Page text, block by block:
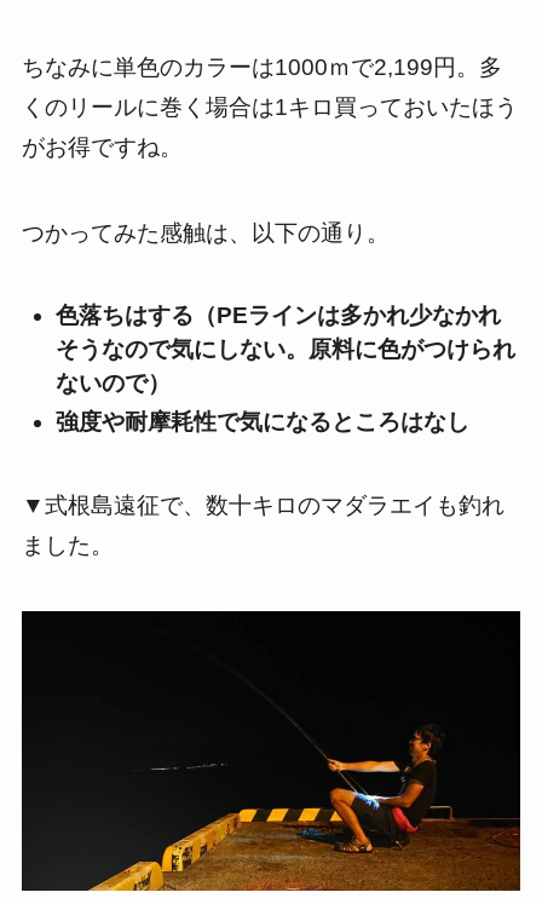
ちなみに単色のカラーは1000ｍで2,199円。多
くのリールに巻く場合は1キロ買っておいたほう
がお得ですね。
つかってみた感触は、以下の通り。
色落ちはする（PEラインは多かれ少なかれ
そうなので気にしない。原料に色がつけられ
ないので）
強度や耐摩耗性で気になるところはなし
▼式根島遠征で、数十キロのマダラエイも釣れ
ました。